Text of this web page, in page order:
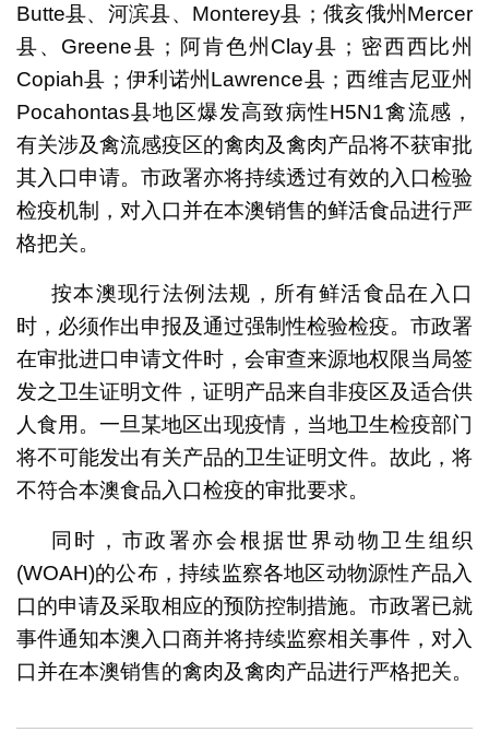
Butte县、河滨县、Monterey县；俄亥俄州Mercer
县、Greene县；阿肯色州Clay县；密西西比州
Copiah县；伊利诺州Lawrence县；西维吉尼亚州
Pocahontas县地区爆发高致病性H5N1禽流感，
有关涉及禽流感疫区的禽肉及禽肉产品将不获审批
其入口申请。市政署亦将持续透过有效的入口检验
检疫机制，对入口并在本澳销售的鲜活食品进行严
格把关。
按本澳现行法例法规，所有鲜活食品在入口
时，必须作出申报及通过强制性检验检疫。市政署
在审批进口申请文件时，会审查来源地权限当局签
发之卫生证明文件，证明产品来自非疫区及适合供
人食用。一旦某地区出现疫情，当地卫生检疫部门
将不可能发出有关产品的卫生证明文件。故此，将
不符合本澳食品入口检疫的审批要求。
同时，市政署亦会根据世界动物卫生组织
(WOAH)的公布，持续监察各地区动物源性产品入
口的申请及采取相应的预防控制措施。市政署已就
事件通知本澳入口商并将持续监察相关事件，对入
口并在本澳销售的禽肉及禽肉产品进行严格把关。